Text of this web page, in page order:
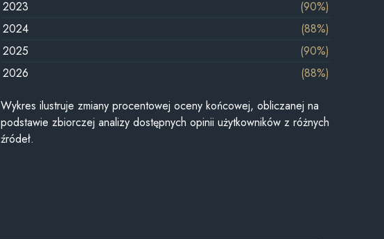
2023
(90%)
2024
(88%)
2025
(90%)
2026
(88%)
Wykres ilustruje zmiany procentowej oceny końcowej, obliczanej na
podstawie zbiorczej analizy dostępnych opinii użytkowników z różnych
źródeł.